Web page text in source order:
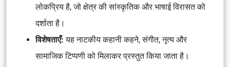
लोकप्रिय है, जो क्षेत्र की सांस्कृतिक और भाषाई विरासत को
दर्शाता है।
विशेषताएँ: यह नाटकीय कहानी कहने, संगीत, नृत्य और
सामाजिक टिप्पणी को मिलाकर प्रस्तुत किया जाता है।